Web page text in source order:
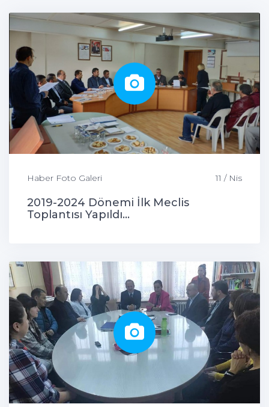
Haber Foto Galeri 11 / Nis
2019-2024 Dönemi İlk Meclis
Toplantısı Yapıldı...